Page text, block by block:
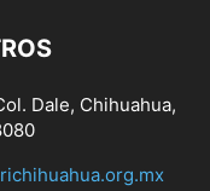
Dale, Chihuahua,